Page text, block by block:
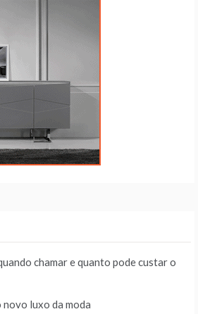
chamar e quanto pode custar o
novo luxo da moda